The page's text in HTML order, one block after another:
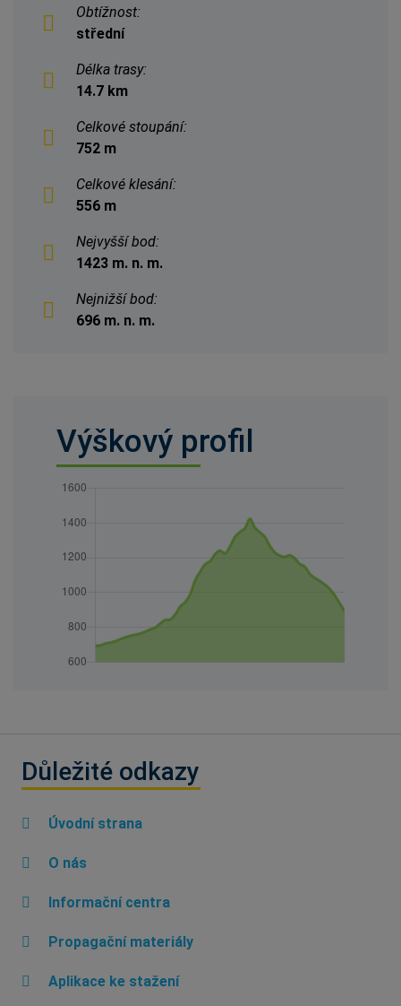
Obtížnost:
střední
Délka trasy:
14.7 km
Celkové stoupání:
752 m
Celkové klesání:
556 m
Nejvyšší bod:
1423 m. n. m.
Nejnižší bod:
696 m. n. m.
Výškový profil
Důležité odkazy
Úvodní strana
O nás
Informační centra
Propagační materiály
Aplikace ke stažení